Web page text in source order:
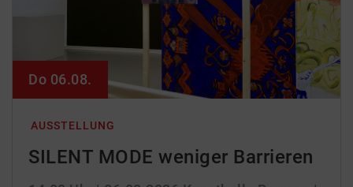
AUSSTELLUNG
SILENT MODE weniger Barrieren
Do 06.08.